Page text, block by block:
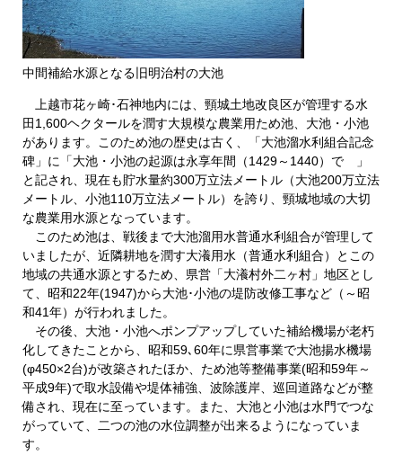
中間補給水源となる旧明治村の大池
上越市花ヶ崎･石神地内には、頸城土地改良区が管理する水
田1,600ヘクタールを潤す大規模な農業用ため池、大池・小池
があります。このため池の歴史は古く、「大池溜水利組合記念
碑」に「大池・小池の起源は永享年間（1429～1440）で 」
と記され、現在も貯水量約300万立法メートル（大池200万立法
メートル、小池110万立法メートル）を誇り、頸城地域の大切
な農業用水源となっています。
このため池は、戦後まで大池溜用水普通水利組合が管理して
いましたが、近隣耕地を潤す大瀁用水（普通水利組合）とこの
地域の共通水源とするため、県営「大瀁村外二ヶ村」地区とし
て、昭和22年(1947)から大池･小池の堤防改修工事など（～昭
和41年）が行われました。
その後、大池・小池へポンプアップしていた補給機場が老朽
化してきたことから、昭和59､60年に県営事業で大池揚水機場
(φ450×2台)が改築されたほか、ため池等整備事業(昭和59年～
平成9年)で取水設備や堤体補強、波除護岸、巡回道路などが整
備され、現在に至っています。また、大池と小池は水門でつな
がっていて、二つの池の水位調整が出来るようになっていま
す。